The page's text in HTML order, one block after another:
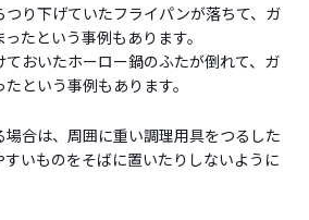
り下げていたフライパンが落ちて、ガ
たという事例もあります。
ておいたホーロー鍋のふたが倒れて、ガ
という事例もあります。
合は、周囲に重い調理用具をつるした
すいものをそばに置いたりしないように